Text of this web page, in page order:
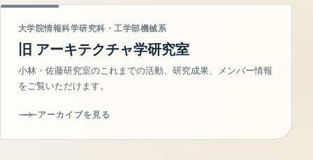
大学院情報科学研究科・工学部機械系
旧 アーキテクチャ学研究室
小林・佐藤研究室のこれまでの活動、研究成果、メンバー情報
をご覧いただけます。
アーカイブを見る